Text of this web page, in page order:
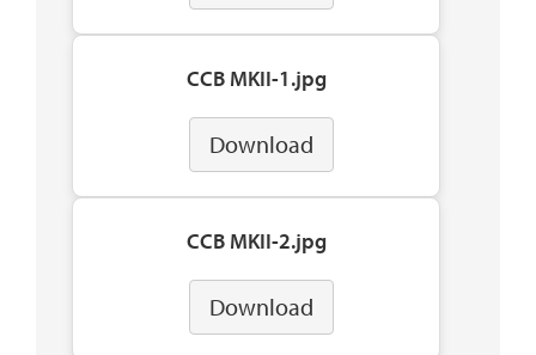
CCB MKII-1.jpg
Download
CCB MKII-2.jpg
Download